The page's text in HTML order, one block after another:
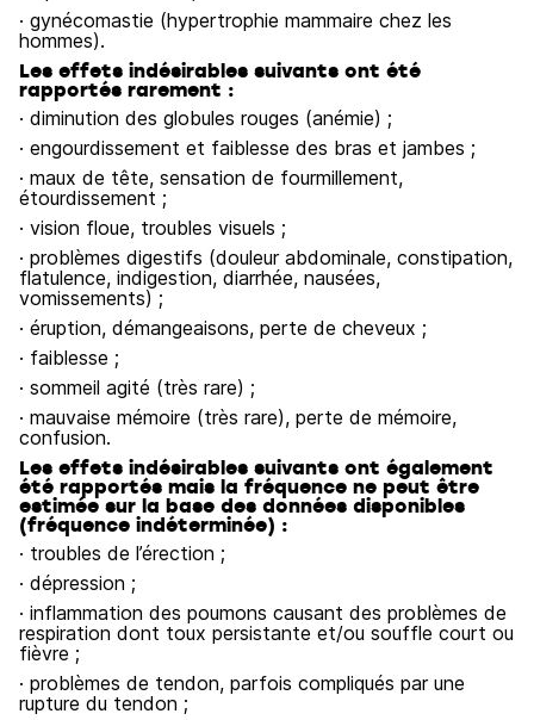
· gynécomastie (hypertrophie mammaire chez les
hommes).
Les effets indésirables suivants ont été
rapportés rarement :
· diminution des globules rouges (anémie) ;
· engourdissement et faiblesse des bras et jambes ;
· maux de tête, sensation de fourmillement,
étourdissement ;
· vision floue, troubles visuels ;
· problèmes digestifs (douleur abdominale, constipation,
flatulence, indigestion, diarrhée, nausées,
vomissements) ;
· éruption, démangeaisons, perte de cheveux ;
· faiblesse ;
· sommeil agité (très rare) ;
· mauvaise mémoire (très rare), perte de mémoire,
confusion.
Les effets indésirables suivants ont également
été rapportés mais la fréquence ne peut être
estimée sur la base des données disponibles
(fréquence indéterminée) :
· troubles de l’érection ;
· dépression ;
· inflammation des poumons causant des problèmes de
respiration dont toux persistante et/ou souffle court ou
fièvre ;
· problèmes de tendon, parfois compliqués par une
rupture du tendon ;